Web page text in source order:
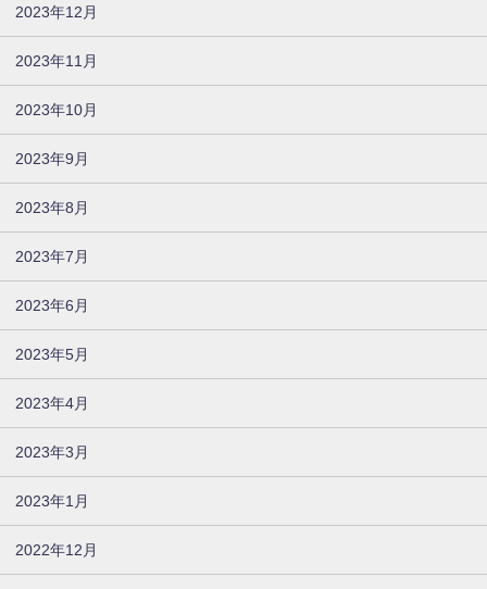
2023年12月
2023年11月
2023年10月
2023年9月
2023年8月
2023年7月
2023年6月
2023年5月
2023年4月
2023年3月
2023年1月
2022年12月